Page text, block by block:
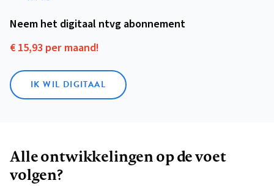
Neem het digitaal ntvg abonnement
€ 15,93 per maand!
IK WIL DIGITAAL
Alle ontwikkelingen op de voet
volgen?